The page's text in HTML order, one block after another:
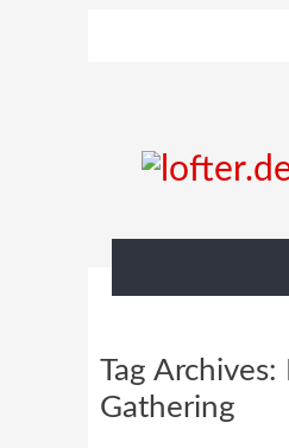
Tag Archives:
Gathering